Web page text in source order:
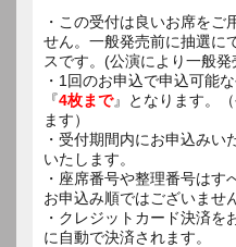
・この受付は良いお席をご
せん。一般発売前に抽選に
スです。(公演により一般発
・1回のお申込で申込可能
『4枚まで』となります。
ます）
・受付期間内にお申込み
いたします。
・座席番号や整理番号はす
お申込み順ではございませ
・クレジットカード決済
に自動で決済されます。